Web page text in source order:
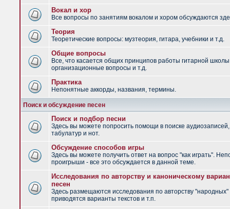
Вокал и хор
Все вопросы по занятиям вокалом и хором обсуждаются
Теория
Теоретические вопросы: музтеория, гитара, учебники и т.д.
Общие вопросы
Все, что касается общих принципов работы гитарной
организационные вопросы и т.д.
Практика
Непонятные аккорды, названия, термины.
Поиск и обсуждение песен
Поиск и подбор песни
Здесь вы можете попросить помощи в поиске аудиозаписей,
табулатур и нот.
Обсуждение способов игры
Здесь вы можете получить ответ на вопрос "как играть".
проигрыши - все это обсуждается в данной теме.
Исследования по авторству и каноническому
песен
Здесь размещаются исследования по авторству "народных"
приводятся варианты текстов и т.п.